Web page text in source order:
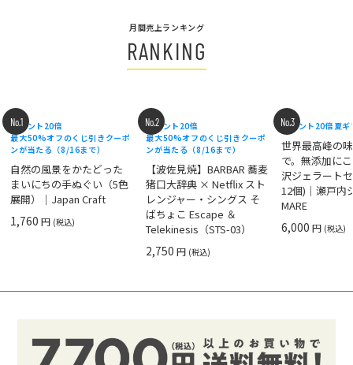
月間売上ランキング
RANKING
No.1
ポイント20倍
最大50%オフのくじ引きクーポ
ンが当たる（8/16まで）
自然の風景をかたどった
まいにちの手ぬぐい（5色
展開）｜Japan Craft
1,760円 (税込)
No.2
ポイント20倍
最大50%オフのくじ引きクーポ
ンが当たる（8/16まで）
【波佐見焼】BARBAR 蕎麦
猪口大辞典 × Netflix スト
レンジャー・シングス そ
ばちょこ Escape ＆
Telekinesis（STS-03）
2,750円 (税込)
No.3
ポイント20倍 夏
世界最高峰の
で。無添加に
沢ジェラート
12個)｜瀬戸内
MARE
6,000円 (税込)